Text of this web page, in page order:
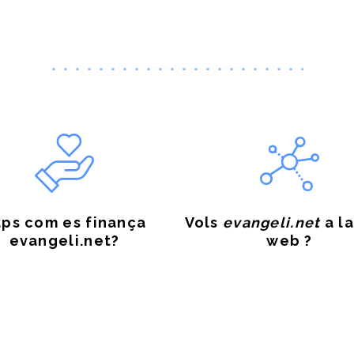
com es finança
evangeli.net?
Vols evangeli.neta
web ?